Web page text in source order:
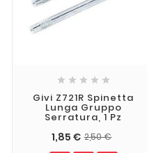
    
Givi Z721R Spinetta
Lunga Gruppo
Serratura, 1 Pz
1,85 € 2,50 €